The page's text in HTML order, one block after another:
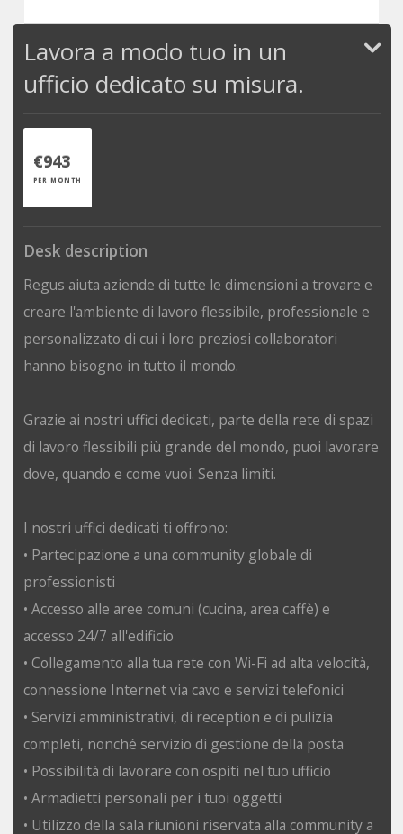
Lavora a modo tuo in un
ufficio dedicato su misura.
€943
PER MONTH
Desk description
Regus aiuta aziende di tutte le dimensioni a trovare e
creare l'ambiente di lavoro flessibile, professionale e
personalizzato di cui i loro preziosi collaboratori
hanno bisogno in tutto il mondo.
Grazie ai nostri uffici dedicati, parte della rete di spazi
di lavoro flessibili più grande del mondo, puoi lavorare
dove, quando e come vuoi. Senza limiti.
I nostri uffici dedicati ti offrono:
• Partecipazione a una community globale di
professionisti
• Accesso alle aree comuni (cucina, area caffè) e
accesso 24/7 all'edificio
• Collegamento alla tua rete con Wi-Fi ad alta velocità,
connessione Internet via cavo e servizi telefonici
• Servizi amministrativi, di reception e di pulizia
completi, nonché servizio di gestione della posta
• Possibilità di lavorare con ospiti nel tuo ufficio
• Armadietti personali per i tuoi oggetti
• Utilizzo della sala riunioni riservata alla community a